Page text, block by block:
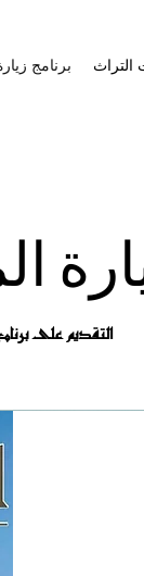
برنامج التراث
التقديم على